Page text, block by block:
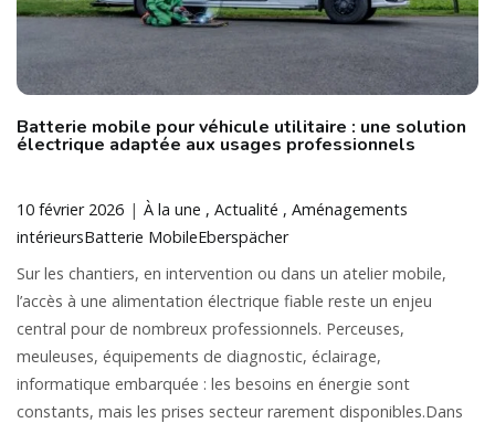
Batterie mobile pour véhicule utilitaire : une solution
électrique adaptée aux usages professionnels
10 février 2026 À la une Actualité
Aménagements
intérieursBatterie MobileEberspächer
Sur les chantiers, en intervention ou dans un atelier mobile,
l’accès à une alimentation électrique fiable reste un enjeu
central pour de nombreux professionnels. Perceuses,
meuleuses, équipements de diagnostic, éclairage,
informatique embarquée : les besoins en énergie sont
constants, mais les prises secteur rarement disponibles.Dans